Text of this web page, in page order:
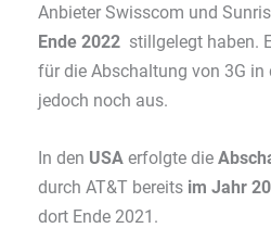
Anbieter Swisscom und
Ende 2022 stillgelegt haben.
für die Abschaltung von 3G in
jedoch noch aus.
In den USA erfolgte die
durch AT&T bereits im Jahr
dort Ende 2021.